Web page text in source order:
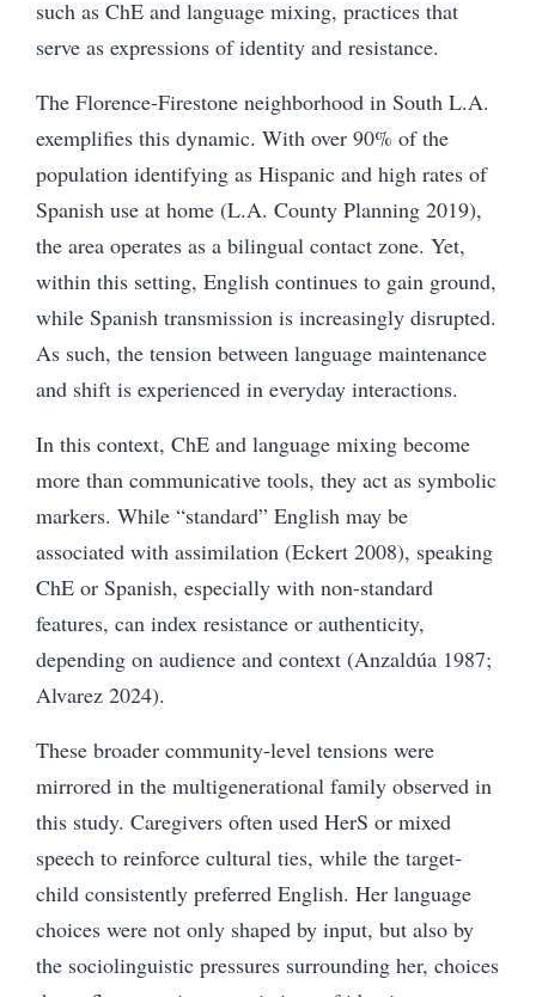
such as ChE and language mixing, practices that
serve as expressions of identity and resistance.
The Florence-Firestone neighborhood in South L.A.
exemplifies this dynamic. With over 90% of the
population identifying as Hispanic and high rates of
Spanish use at home (L.A. County Planning 2019),
the area operates as a bilingual contact zone. Yet,
within this setting, English continues to gain ground,
while Spanish transmission is increasingly disrupted.
As such, the tension between language maintenance
and shift is experienced in everyday interactions.
In this context, ChE and language mixing become
more than communicative tools, they act as symbolic
markers. While “standard” English may be
associated with assimilation (Eckert 2008), speaking
ChE or Spanish, especially with non-standard
features, can index resistance or authenticity,
depending on audience and context (Anzaldúa 1987;
Alvarez 2024).
These broader community-level tensions were
mirrored in the multigenerational family observed in
this study. Caregivers often used HerS or mixed
speech to reinforce cultural ties, while the target-
child consistently preferred English. Her language
choices were not only shaped by input, but also by
the sociolinguistic pressures surrounding her, choices